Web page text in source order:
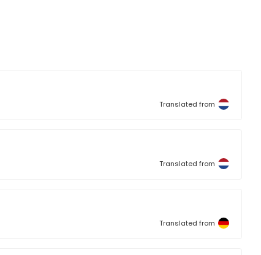
Translated from
Translated from
Translated from